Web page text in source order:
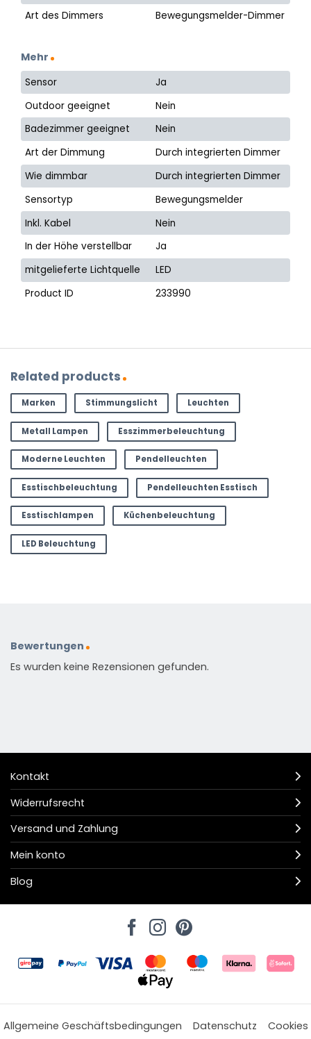
Art des Dimmers
Bewegungsmelder-Dimmer
Mehr
Sensor
Ja
Outdoor geeignet
Nein
Badezimmer geeignet
Nein
Art der Dimmung
Durch integrierten Dimmer
Wie dimmbar
Durch integrierten Dimmer
Sensortyp
Bewegungsmelder
Inkl. Kabel
Nein
In der Höhe verstellbar
Ja
mitgelieferte Lichtquelle
LED
Product ID
233990
Related products
Marken Stimmungslicht Leuchten
Metall Lampen Esszimmerbeleuchtung
Moderne Leuchten Pendelleuchten
Esstischbeleuchtung Pendelleuchten Esstisch
Esstischlampen Küchenbeleuchtung
LED Beleuchtung
Bewertungen
Es wurden keine Rezensionen gefunden.
Kontakt
Widerrufsrecht
Versand und Zahlung
Mein konto
Blog
Allgemeine Geschäftsbedingungen Datenschutz Cookies